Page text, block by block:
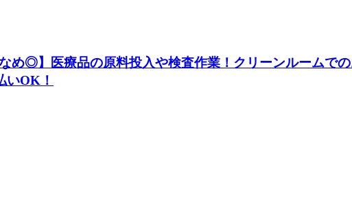
め◎】医療品の原料投入や検査作業！クリーンルームで
OK！